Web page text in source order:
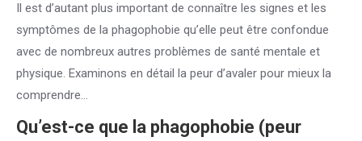
Il est d’autant plus important de connaître les signes et les
symptômes de la phagophobie qu’elle peut être confondue
avec de nombreux autres problèmes de santé mentale et
physique. Examinons en détail la peur d’avaler pour mieux la
comprendre…
Qu’est-ce que la phagophobie (peur